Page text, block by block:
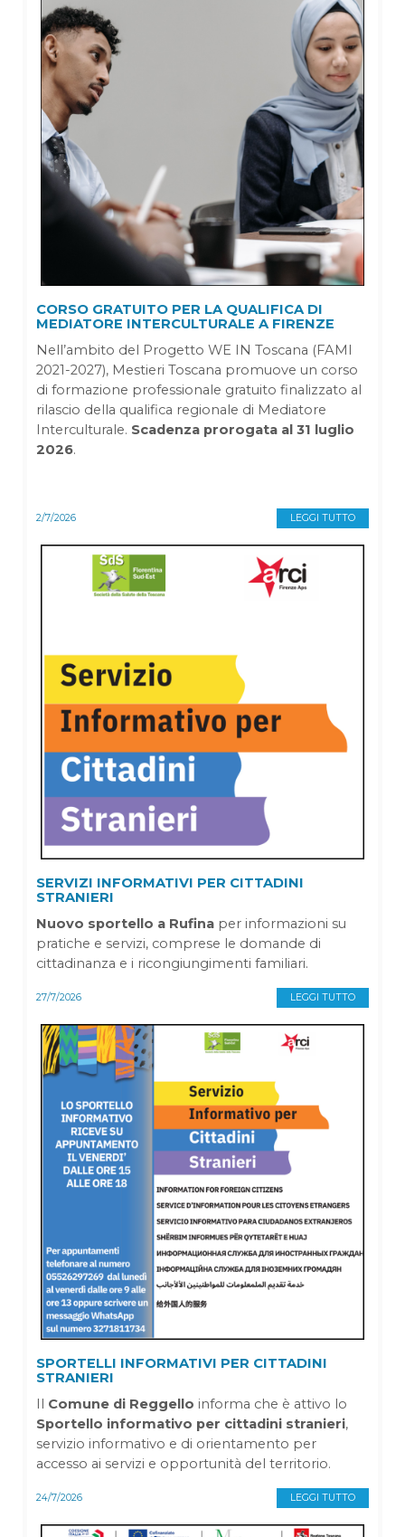
CORSO GRATUITO PER LA QUALIFICA DI
MEDIATORE INTERCULTURALE A FIRENZE
Nell’ambito del Progetto WE IN Toscana (FAMI
2021-2027), Mestieri Toscana promuove un corso
di formazione professionale gratuito finalizzato al
rilascio della qualifica regionale di Mediatore
Interculturale. Scadenza prorogata al 31 luglio
2026.
2/7/2026 LEGGI TUTTO
SERVIZI INFORMATIVI PER CITTADINI
STRANIERI
Nuovo sportello a Rufina per informazioni su
pratiche e servizi, comprese le domande di
cittadinanza e i ricongiungimenti familiari.
27/7/2026 LEGGI TUTTO
SPORTELLI INFORMATIVI PER CITTADINI
STRANIERI
Il Comune di Reggello informa che è attivo lo
Sportello informativo per cittadini stranieri,
servizio informativo e di orientamento per
accesso ai servizi e opportunità del territorio.
24/7/2026 LEGGI TUTTO